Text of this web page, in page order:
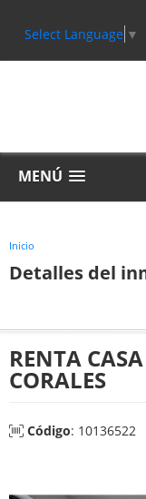
Select Language ▼
MENÚ
Inicio
Detalles del
RENTA
CORALES
Código: 10136522